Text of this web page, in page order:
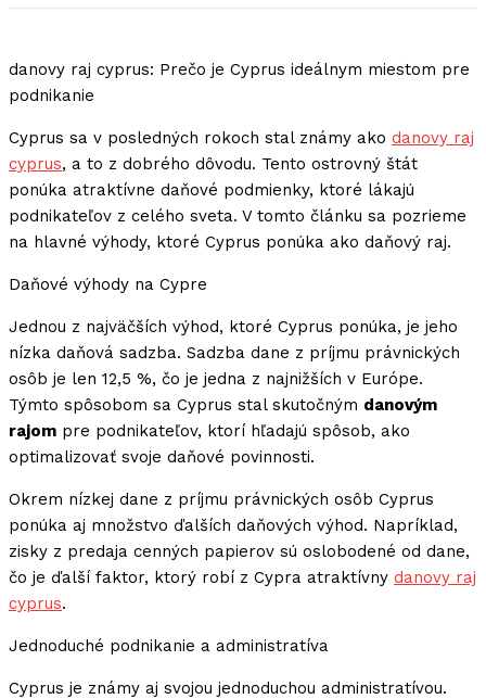
danovy raj cyprus: Prečo je Cyprus ideálnym miestom pre
podnikanie
Cyprus sa v posledných rokoch stal známy ako danovy raj
cyprus, a to z dobrého dôvodu. Tento ostrovný štát
ponúka atraktívne daňové podmienky, ktoré lákajú
podnikateľov z celého sveta. V tomto článku sa pozrieme
na hlavné výhody, ktoré Cyprus ponúka ako daňový raj.
Daňové výhody na Cypre
Jednou z najväčších výhod, ktoré Cyprus ponúka, je jeho
nízka daňová sadzba. Sadzba dane z príjmu právnických
osôb je len 12,5 %, čo je jedna z najnižších v Európe.
Týmto spôsobom sa Cyprus stal skutočným danovým
rajom pre podnikateľov, ktorí hľadajú spôsob, ako
optimalizovať svoje daňové povinnosti.
Okrem nízkej dane z príjmu právnických osôb Cyprus
ponúka aj množstvo ďalších daňových výhod. Napríklad,
zisky z predaja cenných papierov sú oslobodené od dane,
čo je ďalší faktor, ktorý robí z Cypra atraktívny danovy raj
cyprus.
Jednoduché podnikanie a administratíva
Cyprus je známy aj svojou jednoduchou administratívou.